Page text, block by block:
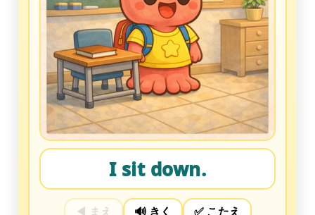
I sit down.
◀︎ まえ 🔊 きく ✅ こたえ